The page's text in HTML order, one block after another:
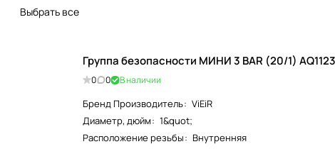
Выбрать все
0 0 В наличии
Бренд Производитель: ViEiR
Диаметр, дюйм: 1&quot;
Расположение резьбы: Внутренняя